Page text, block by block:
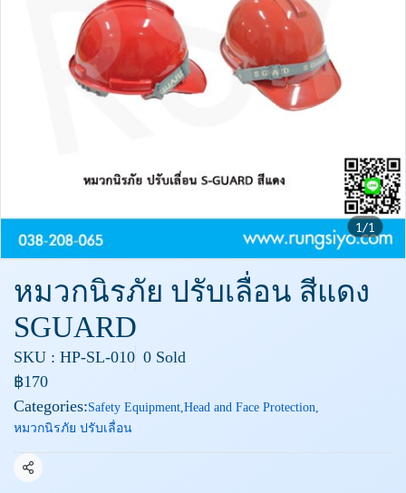
1/1
หมวกนิรภัย ปรับเลื่อน สีแดง
SGUARD
SKU : HP-SL-010 0 Sold
฿170
Categories:Safety Equipment,Head and Face Protection,
หมวกนิรภัย ปรับเลื่อน
Share